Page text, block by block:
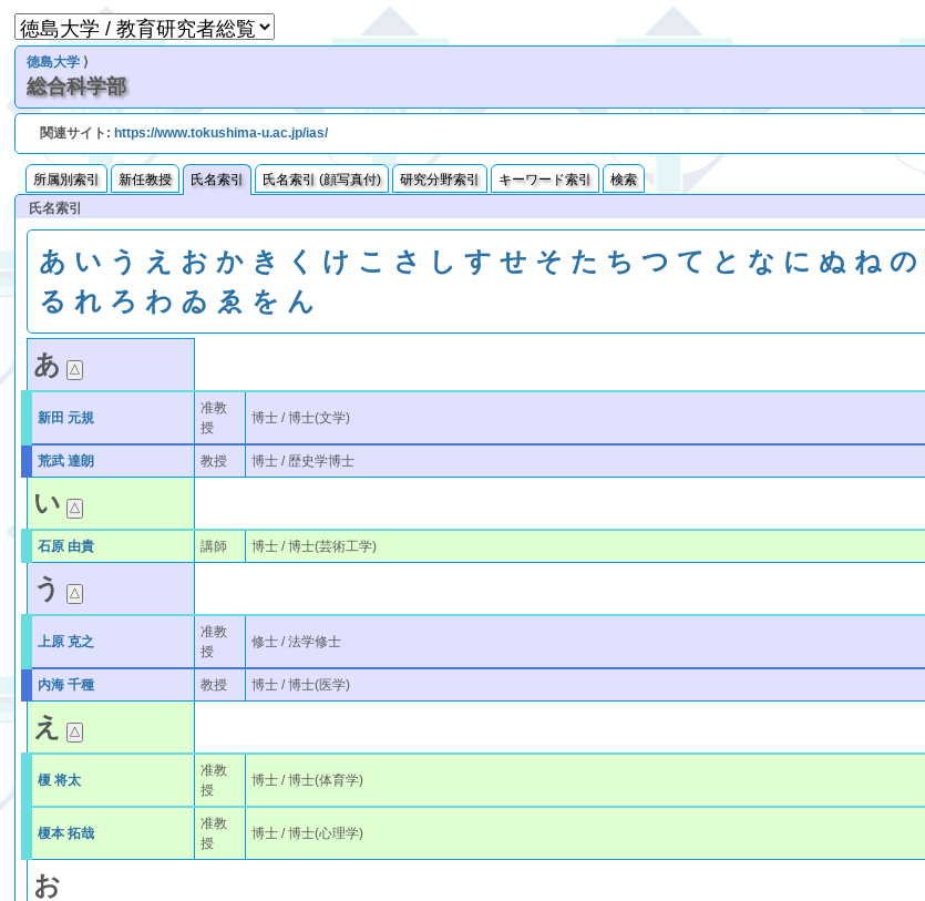
徳島大学 ⟩
総合科学部
関連サイト: https://www.tokushima-u.ac.jp/ias/
所属別索引 新任教授 氏名索引 氏名索引 (顔写真付) 研究分野索引 キーワード索引
検索
氏名索引
あ い う え お か き く け こ さ し す せ そ た ち つ て と な に ぬ ね の
る れ ろ わ ゐ ゑ を ん
あ
新田 元規
准教
授
博士 / 博士(文学)
荒武 達朗 教授 博士 / 歴史学博士
い
石原 由貴 講師 博士 / 博士(芸術工学)
う
上原 克之
准教
授
修士 / 法学修士
内海 千種 教授 博士 / 博士(医学)
え
榎 将太
准教
授
博士 / 博士(体育学)
榎本 拓哉
准教
授
博士 / 博士(心理学)
お